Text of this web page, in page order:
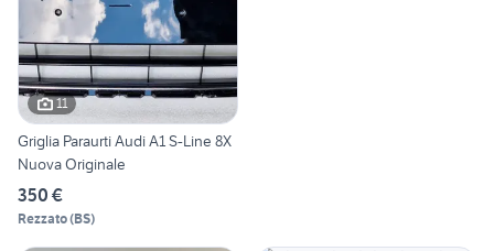
11
Griglia Paraurti Audi A1 S-Line 8X
Nuova Originale
350 €
Rezzato(BS)